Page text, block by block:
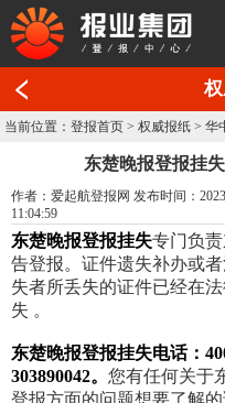
当前位置：登报首页 >权威报纸 >华
东楚晚报登报挂
作者：爱起航登报网 发布时间：
11:04:59
东楚晚报登报挂失专门负
告登报。证件遗失补办或
失者所丢失的证件已经在
失 。
东楚晚报登报挂失电话：
303890042。 您有任何关于